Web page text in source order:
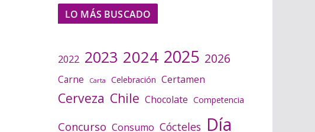
LO MÁS BUSCADO
2022 2023 2024 2025 2026
Carne Carta Celebración Certamen
Cerveza Chile Chocolate Competencia
Concurso Consumo Cócteles Día